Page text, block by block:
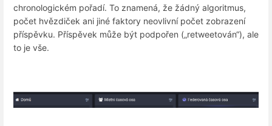
chronologickém pořadí. To znamená, že žádný algoritmus,
počet hvězdiček ani jiné faktory neovlivní počet zobrazení
příspěvku. Příspěvek může být podpořen („retweetován“), ale
to je vše.